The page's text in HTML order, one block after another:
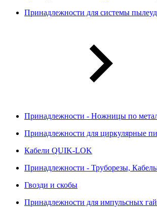
Принадлежности для системы
Принадлежности - Ножницы по
Принадлежности для циркулярные
Кабели QUIK-LOK
Принадлежности - Труборезы,
Гвозди и скобы
Принадлежности для импульсных